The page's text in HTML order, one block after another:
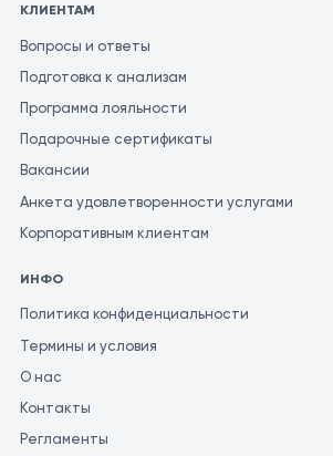
КЛИЕНТАМ
Вопросы и ответы
Подготовка к анализам
Программа лояльности
Подарочные сертификаты
Вакансии
Анкета удовлетворенности услугами
Корпоративным клиентам
ИНФО
Политика конфиденциальности
Термины и условия
О нас
Контакты
Регламенты